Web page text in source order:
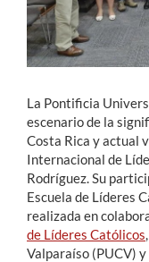
Alumni
La Pontificia
escenario de la
Costa Rica y actual
Internacional de
Rodríguez. Su
Escuela de Líderes
realizada en
de Líderes Católicos
Valparaíso (PUCV)